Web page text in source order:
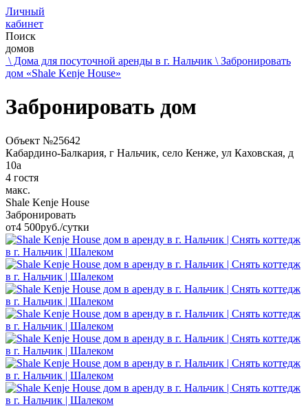
Личный
кабинет
Поиск
домов
\ Дома для посуточной аренды в г. Нальчик \ Забронировать
дом «Shale Kenje House»
Забронировать дом
Объект №25642
Кабардино-Балкария, г Нальчик, село Кенже, ул Каховская, д
10а
4 гостя
макс.
Shale Kenje House
Забронировать
от4 500руб./сутки